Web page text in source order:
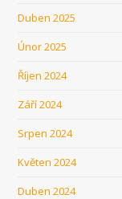
Duben 2025
Únor 2025
Říjen 2024
Září 2024
Srpen 2024
Květen 2024
Duben 2024